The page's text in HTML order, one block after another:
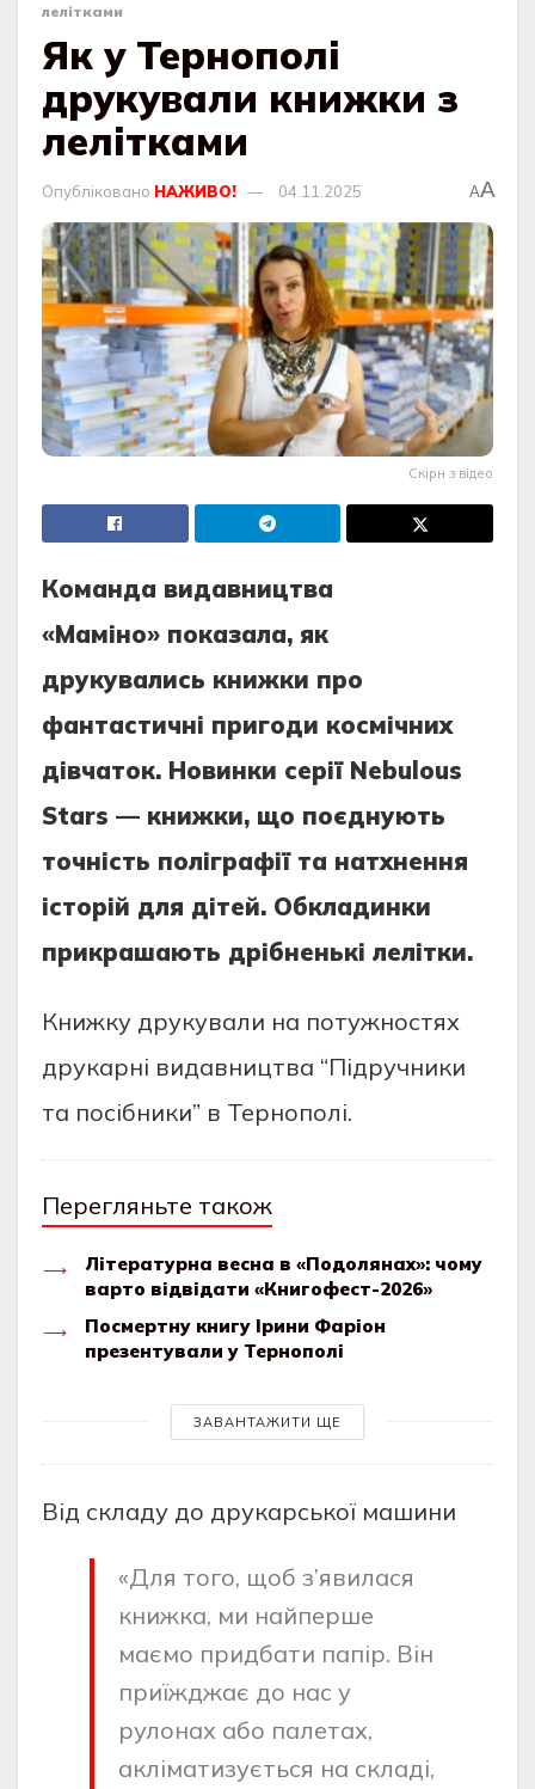
лелітками
Як у Тернополі
друкували книжки з
лелітками
Опубліковано НАЖИВО! 04.11.2025 AA
Скірн з відео
Команда видавництва
«Маміно» показала, як
друкувались книжки про
фантастичні пригоди космічних
дівчаток. Новинки серії Nebulous
Stars — книжки, що поєднують
точність поліграфії та натхнення
історій для дітей. Обкладинки
прикрашають дрібненькі лелітки.
Книжку друкували на потужностях
друкарні видавництва “Підручники
та посібники” в Тернополі.
Перегляньте також
Літературна весна в «Подолянах»: чому
варто відвідати «Книгофест-2026»
Посмертну книгу Ірини Фаріон
презентували у Тернополі
ЗАВАНТАЖИТИ ЩЕ
Від складу до друкарської машини
«Для того, щоб з’явилася
книжка, ми найперше
маємо придбати папір. Він
приїжджає до нас у
рулонах або палетах,
акліматизується на складі,